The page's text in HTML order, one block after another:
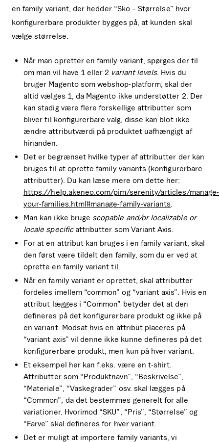
en family variant, der hedder “Sko – Størrelse” hvor
konfigurerbare produkter bygges på, at kunden skal
vælge størrelse.
Når man opretter en family variant, spørges der til
om man vil have 1 eller 2 variant levels. Hvis du
bruger Magento som webshop-platform, skal der
altid vælges 1, da Magento ikke understøtter 2. Der
kan stadig være flere forskellige attributter som
bliver til konfigurerbare valg, disse kan blot ikke
ændre attributværdi på produktet uafhængigt af
hinanden.
Det er begrænset hvilke typer af attributter der kan
bruges til at oprette family variants (konfigurerbare
attributter). Du kan læse mere om dette her:
https://help.akeneo.com/pim/serenity/articles/manage-
your-families.html#manage-family-variants
Man kan ikke bruge scopable and/or localizable or
locale specificattributter som Variant Axis.
For at en attribut kan bruges i en family variant, skal
den først være tildelt den family, som du er ved at
oprette en family variant til.
Når en family variant er oprettet, skal attributter
fordeles imellem “common” og “variant axis”. Hvis en
attribut lægges i “Common” betyder det at den
defineres på det konfigurerbare produkt og ikke på
en variant. Modsat hvis en attribut placeres på
“variant axis” vil denne ikke kunne defineres på det
konfigurerbare produkt, men kun på hver variant.
Et eksempel her kan f.eks. være en t-shirt.
Attributter som “Produktnavn”, “Beskrivelse”,
“Materiale”, “Vaskegrader” osv. skal lægges på
“Common”, da det bestemmes generelt for alle
variationer. Hvorimod “SKU”, “Pris”, “Størrelse” og
“Farve” skal defineres for hver variant.
Det er muligt at importere family variants, vi